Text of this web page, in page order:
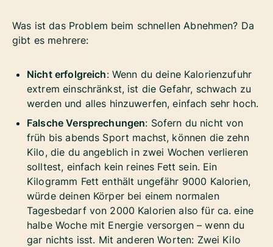
Was ist das Problem beim schnellen Abnehmen? Da
gibt es mehrere:
Nicht erfolgreich: Wenn du deine Kalorienzufuhr
extrem einschränkst, ist die Gefahr, schwach zu
werden und alles hinzuwerfen, einfach sehr hoch.
Falsche Versprechungen: Sofern du nicht von
früh bis abends Sport machst, können die zehn
Kilo, die du angeblich in zwei Wochen verlieren
solltest, einfach kein reines Fett sein. Ein
Kilogramm Fett enthält ungefähr 9000 Kalorien,
würde deinen Körper bei einem normalen
Tagesbedarf von 2000 Kalorien also für ca. eine
halbe Woche mit Energie versorgen – wenn du
gar nichts isst. Mit anderen Worten: Zwei Kilo